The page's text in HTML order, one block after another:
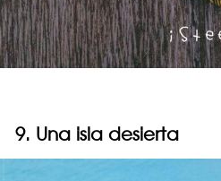
9. Una isla desierta